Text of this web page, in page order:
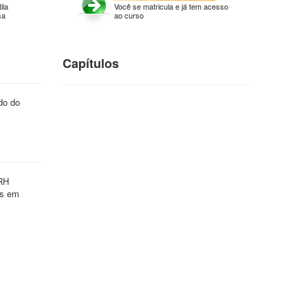
Você se matricula e já tem acesso
ao curso
do
em
Capítulos